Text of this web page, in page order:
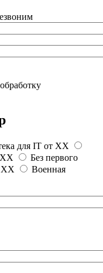
для IT от XX
XX
Без первого
XX
Военная